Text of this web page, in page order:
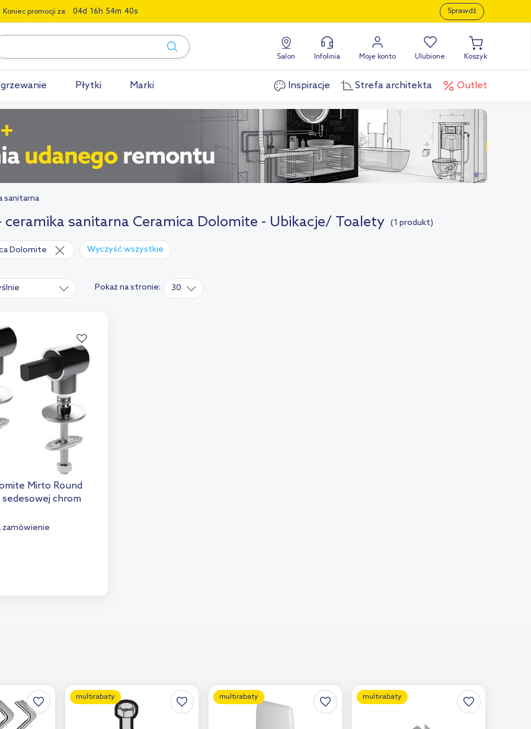
Koniec promocji za: 04 16 54 39 Sprawdź
Salon Infolinia Moje konto Ulubione Koszyk
Płytki Marki Inspiracje Strefa architekta Outlet
sanitarna
ceramika sanitarna Ceramica Dolomite - Ubikacje/ Toalety (1 produkt)
Dolomite Wyczyść wszystkie
Pokaż na stronie: 30
Mirto Round
sedesowej chrom
zamówienie
multirabaty multirabaty multirabaty